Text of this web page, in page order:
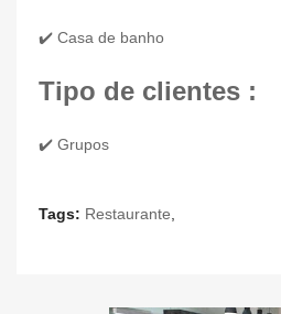
✔️ Casa de banho
Tipo de clientes :
✔️ Grupos
Tags: Restaurante